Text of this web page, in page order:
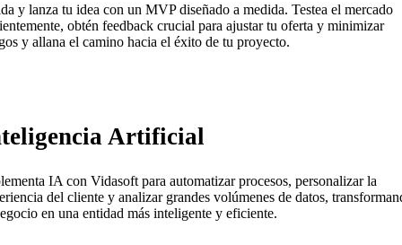
y lanza tu idea con un MVP diseñado a medida. Testea el mercado
obtén feedback crucial para ajustar tu oferta y minimizar
y allana el camino hacia el éxito de tu proyecto.
Artificial
IA con Vidasoft para automatizar procesos, personalizar la
del cliente y analizar grandes volúmenes de datos,
en una entidad más inteligente y eficiente.